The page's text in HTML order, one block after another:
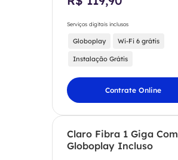
Serviços digitais inclusos
Globoplay Wi-Fi 6 grátis
Instalação Grátis
Contrate Online
Claro Fibra 1 Giga Com
Globoplay Incluso